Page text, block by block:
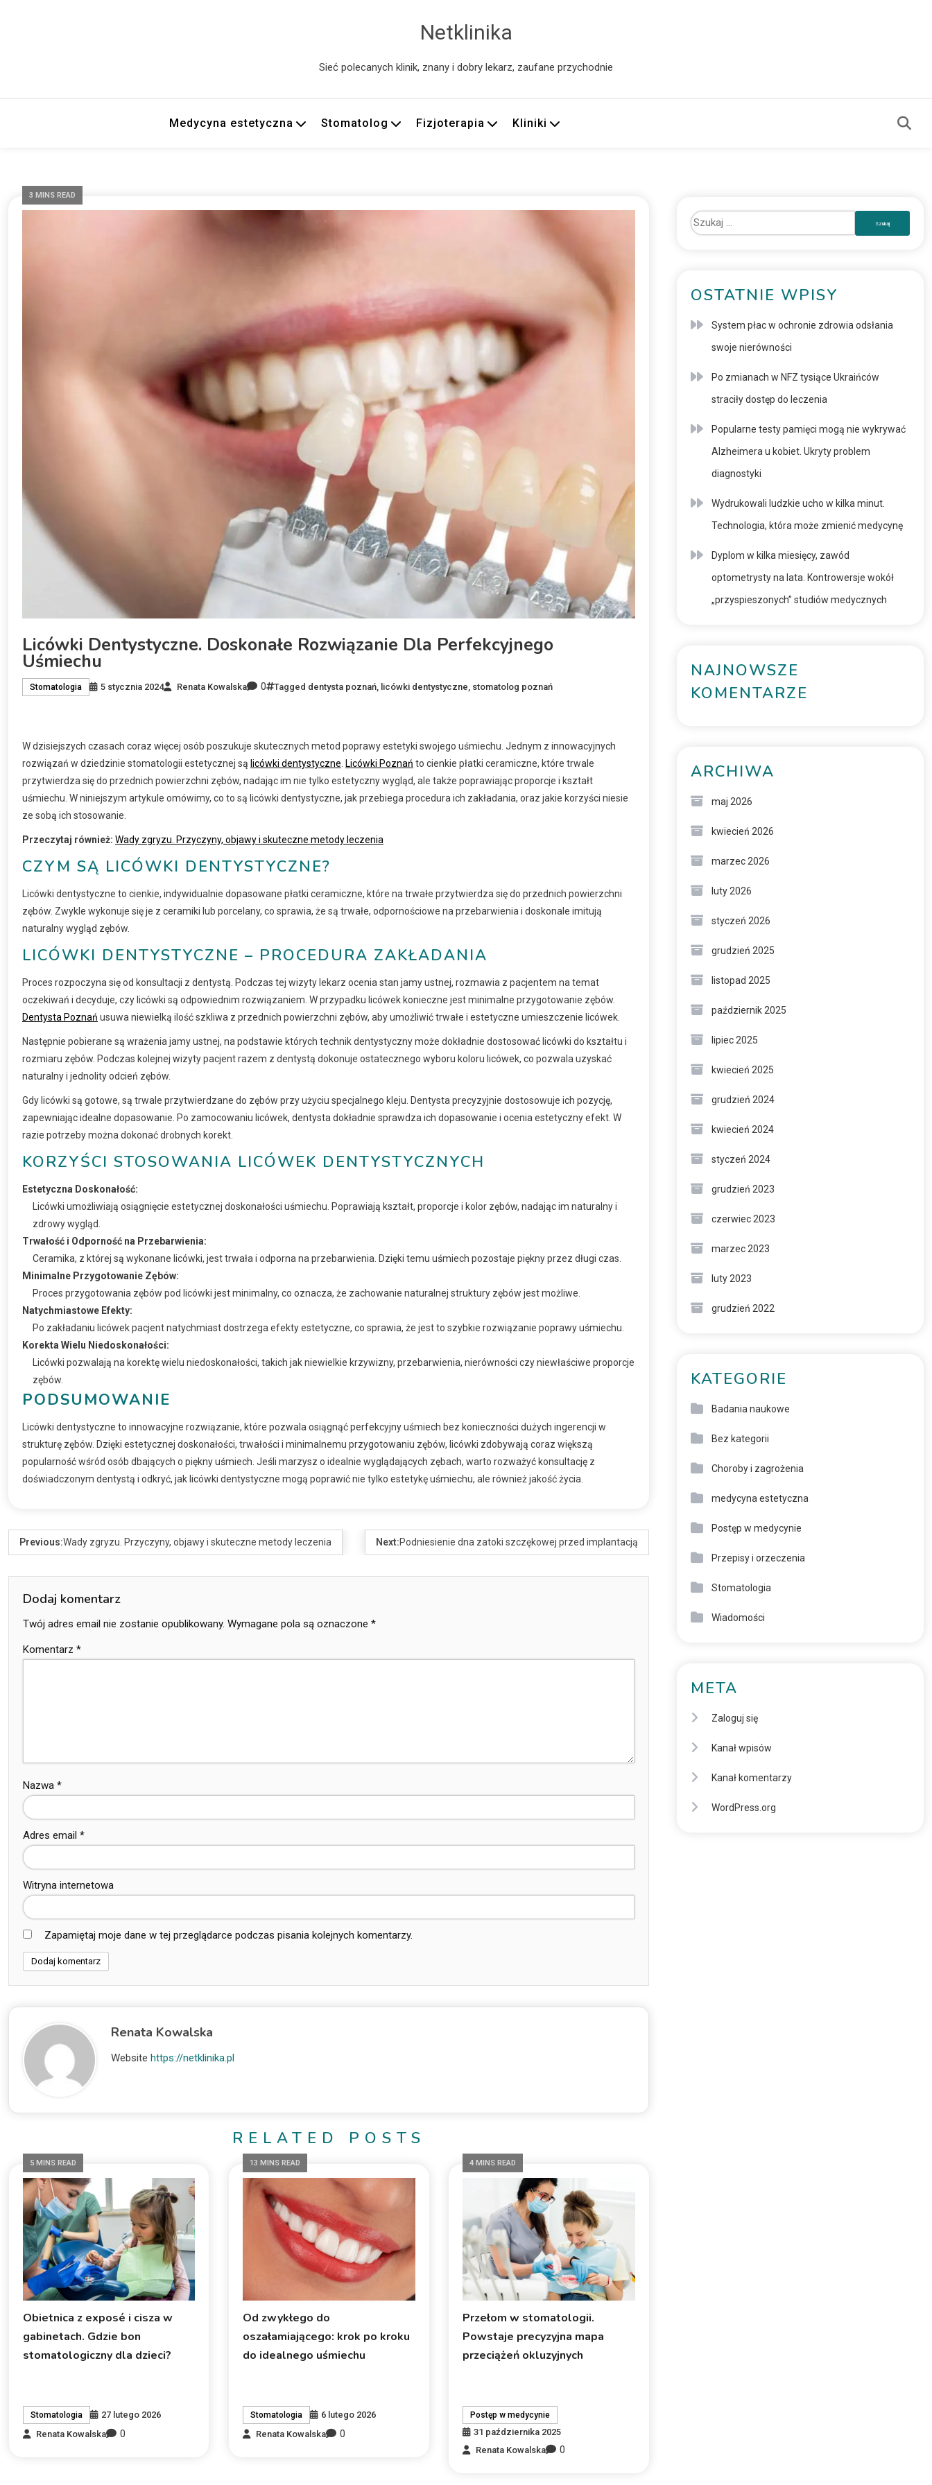
Netklinika
Sieć polecanych klinik, znany i dobry lekarz, zaufane przychodnie
Medycyna estetyczna Stomatolog Fizjoterapia Kliniki
3 MINS READ
Licówki Dentystyczne. Doskonałe Rozwiązanie Dla Perfekcyjnego
Uśmiechu
Stomatologia 5 stycznia 2024 Renata Kowalska 0 Tagged dentysta poznań licówki dentystyczne stomatolog poznań
W dzisiejszych czasach coraz więcej osób poszukuje skutecznych metod poprawy estetyki swojego uśmiechu. Jednym z innowacyjnych
rozwiązań w dziedzinie stomatologii estetycznej są licówki dentystyczne. Licówki Poznań to cienkie płatki ceramiczne, które trwale
przytwierdza się do przednich powierzchni zębów, nadając im nie tylko estetyczny wygląd, ale także poprawiając proporcje i kształt
uśmiechu. W niniejszym artykule omówimy, co to są licówki dentystyczne, jak przebiega procedura ich zakładania, oraz jakie korzyści niesie
ze sobą ich stosowanie.
Przeczytaj również: Wady zgryzu. Przyczyny, objawy i skuteczne metody leczenia
CZYM SĄ LICÓWKI DENTYSTYCZNE?
Licówki dentystyczne to cienkie, indywidualnie dopasowane płatki ceramiczne, które na trwałe przytwierdza się do przednich powierzchni
zębów. Zwykle wykonuje się je z ceramiki lub porcelany, co sprawia, że są trwałe, odpornościowe na przebarwienia i doskonale imitują
naturalny wygląd zębów.
LICÓWKI DENTYSTYCZNE – PROCEDURA ZAKŁADANIA
Proces rozpoczyna się od konsultacji z dentystą. Podczas tej wizyty lekarz ocenia stan jamy ustnej, rozmawia z pacjentem na temat
oczekiwań i decyduje, czy licówki są odpowiednim rozwiązaniem. W przypadku licówek konieczne jest minimalne przygotowanie zębów.
Dentysta Poznań usuwa niewielką ilość szkliwa z przednich powierzchni zębów, aby umożliwić trwałe i estetyczne umieszczenie licówek.
Następnie pobierane są wrażenia jamy ustnej, na podstawie których technik dentystyczny może dokładnie dostosować licówki do kształtu i
rozmiaru zębów. Podczas kolejnej wizyty pacjent razem z dentystą dokonuje ostatecznego wyboru koloru licówek, co pozwala uzyskać
naturalny i jednolity odcień zębów.
Gdy licówki są gotowe, są trwale przytwierdzane do zębów przy użyciu specjalnego kleju. Dentysta precyzyjnie dostosowuje ich pozycję,
zapewniając idealne dopasowanie. Po zamocowaniu licówek, dentysta dokładnie sprawdza ich dopasowanie i ocenia estetyczny efekt. W
razie potrzeby można dokonać drobnych korekt.
KORZYŚCI STOSOWANIA LICÓWEK DENTYSTYCZNYCH
Estetyczna Doskonałość:
Licówki umożliwiają osiągnięcie estetycznej doskonałości uśmiechu. Poprawiają kształt, proporcje i kolor zębów, nadając im naturalny i
zdrowy wygląd.
Trwałość i Odporność na Przebarwienia:
Ceramika, z której są wykonane licówki, jest trwała i odporna na przebarwienia. Dzięki temu uśmiech pozostaje piękny przez długi czas.
Minimalne Przygotowanie Zębów:
Proces przygotowania zębów pod licówki jest minimalny, co oznacza, że zachowanie naturalnej struktury zębów jest możliwe.
Natychmiastowe Efekty:
Po zakładaniu licówek pacjent natychmiast dostrzega efekty estetyczne, co sprawia, że jest to szybkie rozwiązanie poprawy uśmiechu.
Korekta Wielu Niedoskonałości:
Licówki pozwalają na korektę wielu niedoskonałości, takich jak niewielkie krzywizny, przebarwienia, nierówności czy niewłaściwe proporcje
zębów.
PODSUMOWANIE
Licówki dentystyczne to innowacyjne rozwiązanie, które pozwala osiągnąć perfekcyjny uśmiech bez konieczności dużych ingerencji w
strukturę zębów. Dzięki estetycznej doskonałości, trwałości i minimalnemu przygotowaniu zębów, licówki zdobywają coraz większą
popularność wśród osób dbających o piękny uśmiech. Jeśli marzysz o idealnie wyglądających zębach, warto rozważyć konsultację z
doświadczonym dentystą i odkryć, jak licówki dentystyczne mogą poprawić nie tylko estetykę uśmiechu, ale również jakość życia.
Previous:Wady zgryzu. Przyczyny, objawy i skuteczne metody leczenia Next:Podniesienie dna zatoki szczękowej przed implantacją
Dodaj komentarz
Twój adres email nie zostanie opublikowany. Wymagane pola są oznaczone *
Komentarz *
Nazwa *
Adres email *
Witryna internetowa
Zapamiętaj moje dane w tej przeglądarce podczas pisania kolejnych komentarzy.
Renata Kowalska
Website https://netklinika.pl
RELATED POSTS
5 MINS READ
Obietnica z exposé i cisza w
gabinetach. Gdzie bon
stomatologiczny dla dzieci?
Stomatologia
27 lutego 2026
Renata Kowalska
0
13 MINS READ
Od zwykłego do
oszałamiającego: krok po kroku
do idealnego uśmiechu
Stomatologia
6 lutego 2026
Renata Kowalska
0
4 MINS READ
Przełom w stomatologii.
Powstaje precyzyjna mapa
przeciążeń okluzyjnych
Postęp w medycynie
31 października 2025
Renata Kowalska
0
OSTATNIE WPISY
System płac w ochronie zdrowia odsłania
swoje nierówności
Po zmianach w NFZ tysiące Ukraińców
straciły dostęp do leczenia
Popularne testy pamięci mogą nie wykrywać
Alzheimera u kobiet. Ukryty problem
diagnostyki
Wydrukowali ludzkie ucho w kilka minut.
Technologia, która może zmienić medycynę
Dyplom w kilka miesięcy, zawód
optometrysty na lata. Kontrowersje wokół
„przyspieszonych” studiów medycznych
NAJNOWSZE
KOMENTARZE
ARCHIWA
maj 2026
kwiecień 2026
marzec 2026
luty 2026
styczeń 2026
grudzień 2025
listopad 2025
październik 2025
lipiec 2025
kwiecień 2025
grudzień 2024
kwiecień 2024
styczeń 2024
grudzień 2023
czerwiec 2023
marzec 2023
luty 2023
grudzień 2022
KATEGORIE
Badania naukowe
Bez kategorii
Choroby i zagrożenia
medycyna estetyczna
Postęp w medycynie
Przepisy i orzeczenia
Stomatologia
Wiadomości
META
Zaloguj się
Kanał wpisów
Kanał komentarzy
WordPress.org